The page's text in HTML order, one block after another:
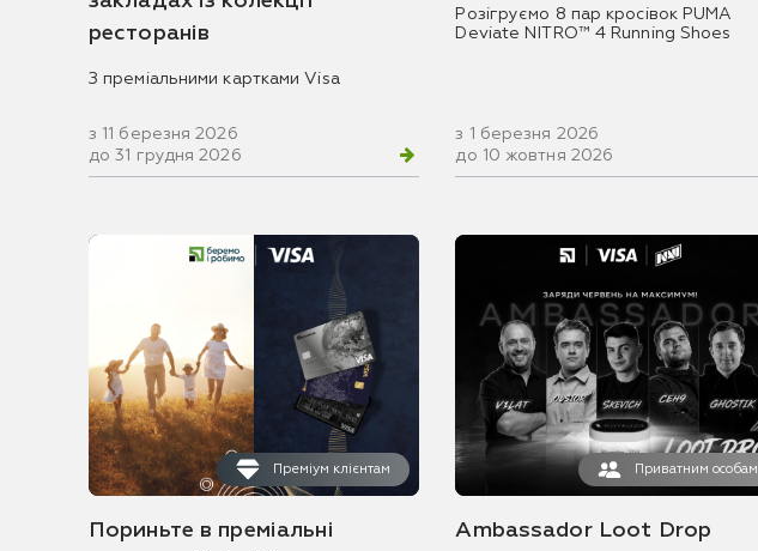
ресторанів
З преміальними картками Visa
з 11 березня 2026
до 31 грудня 2026
Розігруємо 8 пар кросівок PUMA
Deviate NITRO™ 4 Running Shoes
з 1 березня 2026
до 10 жовтня 2026
Преміум клієнтам
Пориньте в преміальні
Приватним особам
Ambassador Loot Drop